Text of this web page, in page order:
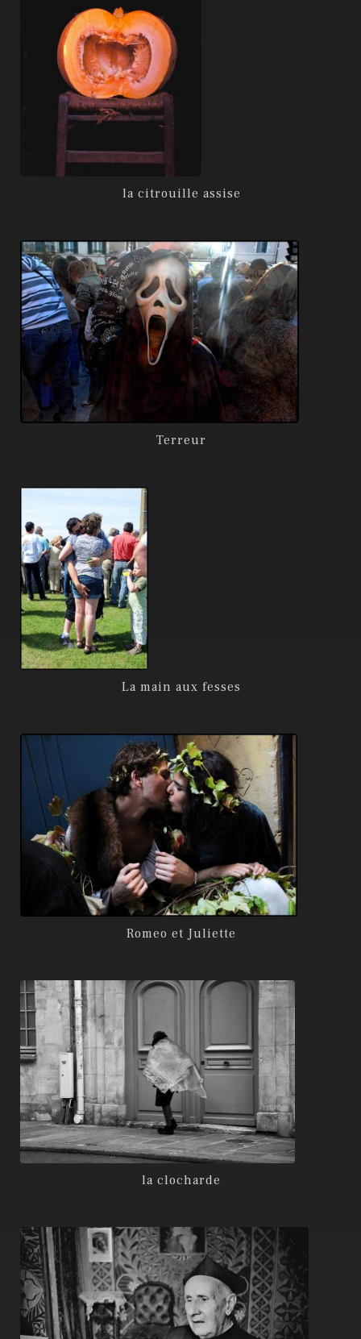
la citrouille assise
Terreur
La main aux fesses
Romeo et Juliette
la clocharde